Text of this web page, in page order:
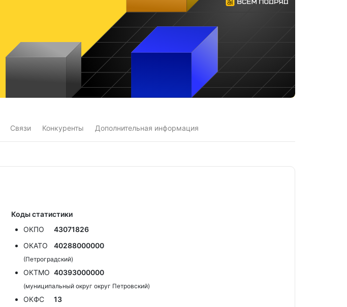
Связи Конкуренты Дополнительная информация
Коды статистики
ОКПО
43071826
ОКАТО
40288000000
(Петроградский)
ОКТМО 40393000000
(муниципальный округ округ Петровский)
ОКФС 13